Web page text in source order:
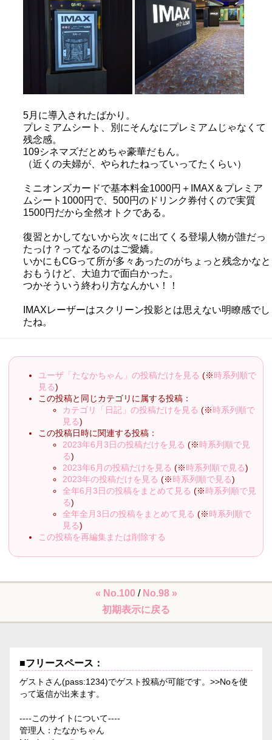
5月に導入されたばかり。
プレミアムシート、別にそんなにプレミアムじゃなくて
残念感。
109シネマズだとめちゃ豪華だもん。
（近くの夫婦が、やられたねっていってたくらい）
ミニオンズカードで基本料金1000円＋IMAX＆プレミア
ムシート1000円で、500円のドリンク券付くので実質
1500円だから全然オトクである。
復習とかしてないから次々に出てくる登場人物が誰だっ
たっけ？ってなるのはご愛嬌。
いかにもCGって所が多々あったのがちょっと残念かなと
おもうけど、大迫力で面白かった。
つかそういう終わり方なんかい！！
IMAXレーザーはスクリーン投影とは思えない明瞭感でし
たね。
ユーザ「たなかちゃん」の投稿だけを見る (※時系列順で
見る)
この投稿と同じカテゴリに属する投稿：
カテゴリ「日記」の投稿だけを見る (※時系列順で
見る)
この投稿日時に関連する投稿：
2023年6月3日の投稿だけを見る (※時系列順で見
る)
2023年6月の投稿だけを見る (※時系列順で見る)
2023年の投稿だけを見る (※時系列順で見る)
全年6月3日の投稿をまとめて見る (※時系列順で見
る)
全年全月3日の投稿をまとめて見る (※時系列順で
見る)
この投稿を再編集または削除する
« No.100 / No.98 »
初期表示に戻る
■フリースペース：
ゲストさん(pass:1234)でゲスト投稿が可能です。>>Noを使
って返信が出来ます。
----このサイトについて----
管理人：たなかちゃん